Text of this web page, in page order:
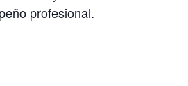
profesional.